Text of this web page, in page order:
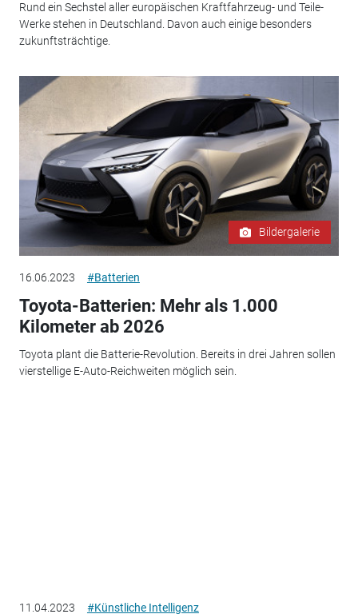
Rund ein Sechstel aller europäischen Kraftfahrzeug- und Teile-
Werke stehen in Deutschland. Davon auch einige besonders
zukunftsträchtige.
Bildergalerie
16.06.2023 #Batterien
Toyota-Batterien: Mehr als 1.000
Kilometer ab 2026
Toyota plant die Batterie-Revolution. Bereits in drei Jahren sollen
vierstellige E-Auto-Reichweiten möglich sein.
11.04.2023 #Künstliche Intelligenz